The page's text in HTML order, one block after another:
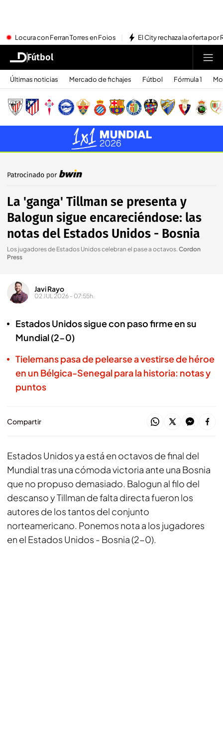
Locura con Ferran Torres en Foios El City rechaza la oferta por
Fútbol
Últimas noticias Mercado de fichajes Fútbol Fórmula 1
La 'ganga' Tillman se presenta y
Balogun sigue encareciéndose: las
notas del Estados Unidos - Bosnia
Los jugadores de Estados Unidos celebran el pase a octavos.Cordon
Press
Javi Rayo
02 JUL 2026 - 07:55h.
Estados Unidos sigue con paso firme en su
Mundial (2-0)
Tielemans pasa de pelearse a vestirse de héroe
en un Bélgica-Senegal para la historia: notas y
puntos
Compartir
Estados Unidos ya está en octavos de final del
Mundial tras una cómoda victoria ante una Bosnia
que no propuso demasiado. Balogun al filo del
descanso y Tillman de falta directa fueron los
autores de los tantos del conjunto
norteamericano. Ponemos nota a los jugadores
en el Estados Unidos - Bosnia (2-0).